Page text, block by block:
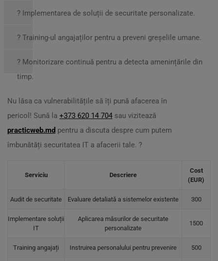
?️ Implementarea de soluții de securitate personalizate.
? Training-ul angajaților pentru a preveni greșelile umane.
? Monitorizare continuă pentru a detecta amenințările din
timp.
Nu lăsa ca vulnerabilitățile să îți pună afacerea în
pericol! Sună la +373 620 14 704 sau vizitează
practicweb.md pentru a discuta despre cum putem
îmbunătăți securitatea IT a afacerii tale. ?
Serviciu Descriere
Cost
(EUR)
Audit de securitate Evaluare detaliată a sistemelor existente 300
Implementare soluții
IT
Aplicarea măsurilor de securitate
personalizate
1500
Training angajați Instruirea personalului pentru prevenire 500